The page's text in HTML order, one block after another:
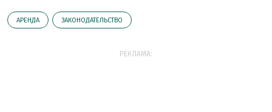
АРЕНДА ЗАКОНОДАТЕЛЬСТВО
РЕКЛАМА: